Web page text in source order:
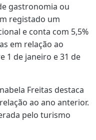
gastronomia ou
registado um
e conta com 5,5%
em relação ao
1 de janeiro e 31 de
Freitas destaca
ao ano anterior.
pelo turismo